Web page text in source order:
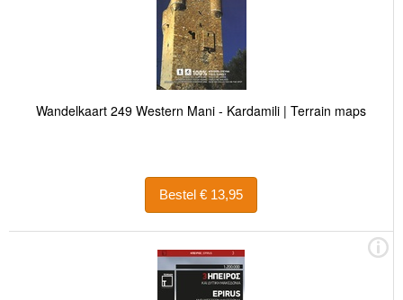
Wandelkaart 249 Western Mani - Kardamili | Terrain maps
Bestel € 13,95